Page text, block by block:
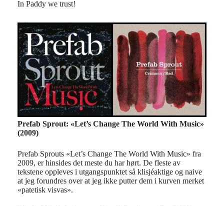
In Paddy we trust!
Prefab Sprout: «Let’s Change The World With Music»
(2009)
Prefab Sprouts «Let’s Change The World With Music» fra
2009, er hinsides det meste du har hørt. De fleste av
tekstene oppleves i utgangspunktet så klisjéaktige og naive
at jeg forundres over at jeg ikke putter dem i kurven merket
«patetisk visvas».